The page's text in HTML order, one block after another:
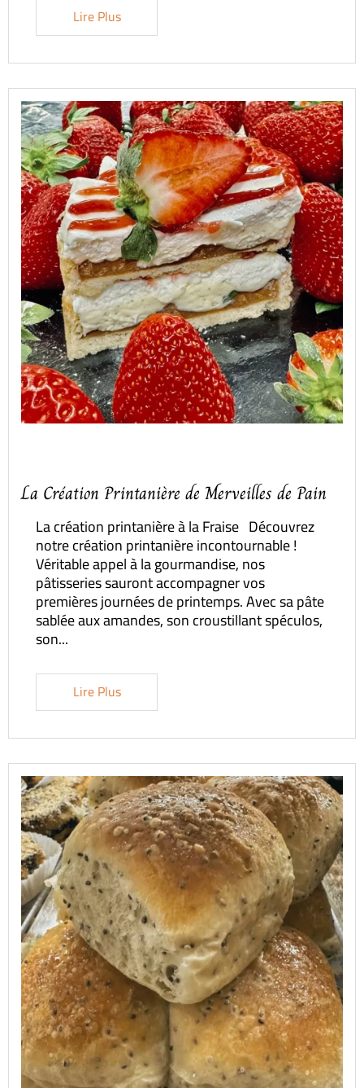
Lire Plus
La Création Printanière de Merveilles de Pain
La création printanière à la Fraise Découvrez
notre création printanière incontournable !
Véritable appel à la gourmandise, nos
pâtisseries sauront accompagner vos
premières journées de printemps. Avec sa pâte
sablée aux amandes, son croustillant spéculos,
son...
Lire Plus